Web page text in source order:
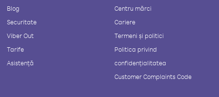
Blog
Securitate
Viber Out
Tarife
Asistență
Centru mărci
Cariere
Termeni și politici
Politica privind
confidențialitatea
Customer Complaints Code